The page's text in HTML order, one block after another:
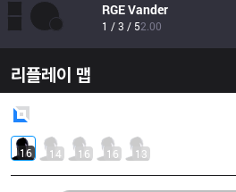
RGEVander
1 / 3 / 52.00
리플레이 맵
16 14 16 16 13